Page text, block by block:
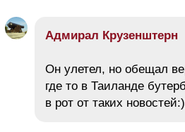
Адмирал Крузенштерн
Он улетел, но обещал
где то в Таиланде
в рот от таких